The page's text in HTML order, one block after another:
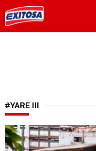
#YARE III
Violencia tras las rejas